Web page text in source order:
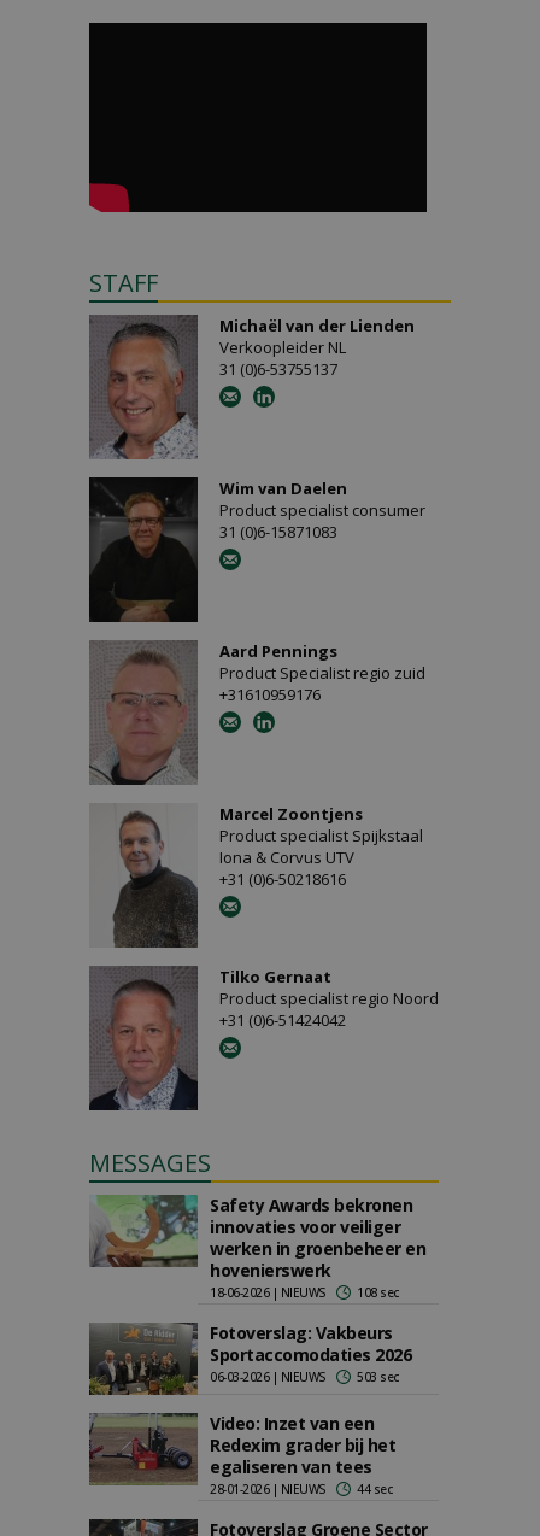
STAFF
Michaël van der Lienden
Verkoopleider NL
31 (0)6-53755137
Wim van Daelen
Product specialist consumer
31 (0)6-15871083
Aard Pennings
Product Specialist regio zuid
+31610959176
Marcel Zoontjens
Product specialist Spijkstaal
Iona & Corvus UTV
+31 (0)6-50218616
Tilko Gernaat
Product specialist regio Noord
+31 (0)6-51424042
MESSAGES
Safety Awards bekronen
innovaties voor veiliger
werken in groenbeheer en
hovenierswerk
18-06-2026 | NIEUWS 108 sec
Fotoverslag: Vakbeurs
Sportaccomodaties 2026
06-03-2026 | NIEUWS 503 sec
Video: Inzet van een
Redexim grader bij het
egaliseren van tees
28-01-2026 | NIEUWS 44 sec
Fotoverslag Groene Sector